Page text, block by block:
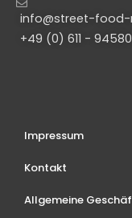
info@street-food-
+49 (0) 611 -
Impressum
Kontakt
Allgemeine